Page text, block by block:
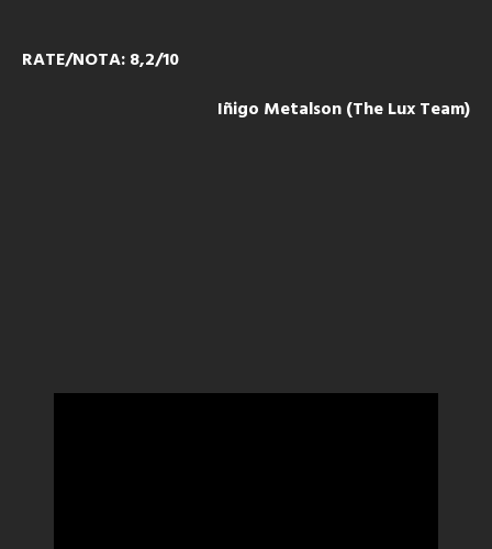
RATE/NOTA: 8,2/10
Iñigo Metalson (The Lux Team)